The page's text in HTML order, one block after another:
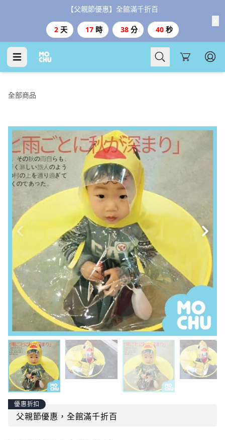
【父親節優惠】全館滿千折百
2 天 17 時 38 分 39 秒
Cart
全部商品
優惠折扣
父親節優惠，全館滿千折百